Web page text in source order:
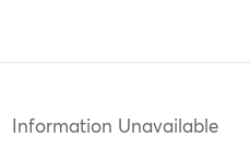
Information Unavailable